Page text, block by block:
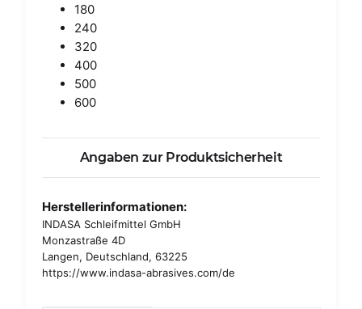
180
240
320
400
500
600
Angaben zur Produktsicherheit
Herstellerinformationen:
INDASA Schleifmittel GmbH
Monzastraße 4D
Langen, Deutschland, 63225
https://www.indasa-abrasives.com/de